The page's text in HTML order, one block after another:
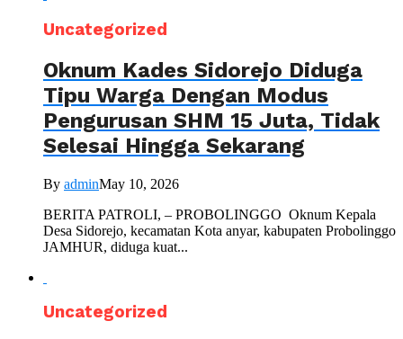
Uncategorized
Oknum Kades Sidorejo Diduga
Tipu Warga Dengan Modus
Pengurusan SHM 15 Juta, Tidak
Selesai Hingga Sekarang
By adminMay 10, 2026
BERITA PATROLI, – PROBOLINGGO Oknum Kepala
Desa Sidorejo, kecamatan Kota anyar, kabupaten Probolinggo
JAMHUR, diduga kuat...
Uncategorized